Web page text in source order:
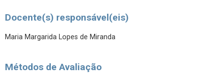
Docente(s) responsável(eis)
Maria Margarida Lopes de Miranda
Métodos de Avaliação